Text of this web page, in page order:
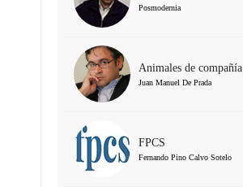
Posmodernia
Animales de compañía
Juan Manuel De Prada
FPCS
Fernando Pino Calvo Sotelo